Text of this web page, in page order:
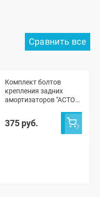
Комплект болтов
крепления задних
амортизаторов "АСТОН"
Калина 1-2, Гранта (2
шт.)
375 руб.